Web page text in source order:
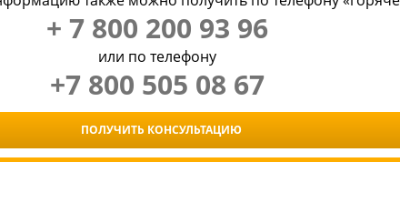
+ 7 800 200 93 96
или по телефону
+7 800 505 08 67
ПОЛУЧИТЬ КОНСУЛЬТАЦИЮ